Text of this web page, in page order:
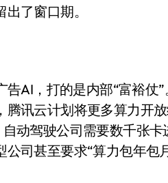
了窗口期。
AI，打的是内部“富裕仗
讯云计划将更多算力开
动驾驶公司需要数千张卡
司甚至要求“算力包年包